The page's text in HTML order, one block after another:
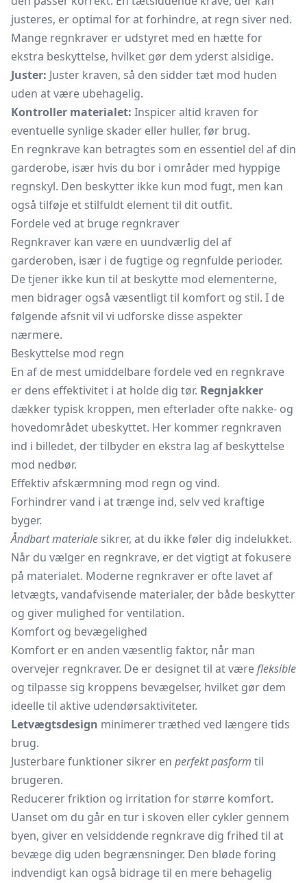
justeres, er optimal for at forhindre, at regn siver ned.
Mange regnkraver er udstyret med en hætte for
ekstra beskyttelse, hvilket gør dem yderst alsidige.
Juster: Juster kraven, så den sidder tæt mod huden
uden at være ubehagelig.
Kontroller materialet: Inspicer altid kraven for
eventuelle synlige skader eller huller, før brug.
En regnkrave kan betragtes som en essentiel del af din
garderobe, især hvis du bor i områder med hyppige
regnskyl. Den beskytter ikke kun mod fugt, men kan
også tilføje et stilfuldt element til dit outfit.
Fordele ved at bruge regnkraver
Regnkraver kan være en uundværlig del af
garderoben, især i de fugtige og regnfulde perioder.
De tjener ikke kun til at beskytte mod elementerne,
men bidrager også væsentligt til komfort og stil. I de
følgende afsnit vil vi udforske disse aspekter
nærmere.
Beskyttelse mod regn
En af de mest umiddelbare fordele ved en regnkrave
er dens effektivitet i at holde dig tør. Regnjakker
dækker typisk kroppen, men efterlader ofte nakke- og
hovedområdet ubeskyttet. Her kommer regnkraven
ind i billedet, der tilbyder en ekstra lag af beskyttelse
mod nedbør.
Effektiv afskærmning mod regn og vind.
Forhindrer vand i at trænge ind, selv ved kraftige
byger.
Åndbart materiale sikrer, at du ikke føler dig indelukket.
Når du vælger en regnkrave, er det vigtigt at fokusere
på materialet. Moderne regnkraver er ofte lavet af
letvægts, vandafvisende materialer, der både beskytter
og giver mulighed for ventilation.
Komfort og bevægelighed
Komfort er en anden væsentlig faktor, når man
overvejer regnkraver. De er designet til at værefleksible
og tilpasse sig kroppens bevægelser, hvilket gør dem
ideelle til aktive udendørsaktiviteter.
Letvægtsdesign minimerer træthed ved længere tids
brug.
Justerbare funktioner sikrer en perfekt pasform til
brugeren.
Reducerer friktion og irritation for større komfort.
Uanset om du går en tur i skoven eller cykler gennem
byen, giver en velsiddende regnkrave dig frihed til at
bevæge dig uden begrænsninger. Den bløde foring
indvendigt kan også bidrage til en mere behagelig